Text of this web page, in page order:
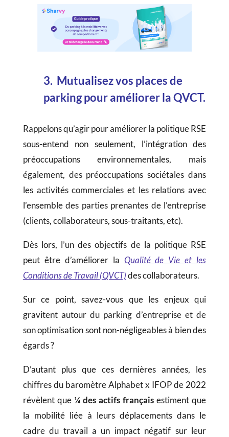
3. Mutualisez vos places de
parking pour améliorer la QVCT.
Rappelons qu’agir pour améliorer la politique RSE
sous-entend non seulement, l’intégration des
préoccupations environnementales, mais
également, des préoccupations sociétales dans
les activités commerciales et les relations avec
l’ensemble des parties prenantes de l’entreprise
(clients, collaborateurs, sous-traitants, etc).
Dès lors, l’un des objectifs de la politique RSE
peut être d’améliorer la Qualité de Vie et les
Conditions de Travail (QVCT)des collaborateurs.
Sur ce point, savez-vous que les enjeux qui
gravitent autour du parking d’entreprise et de
son optimisation sont non-négligeables à bien des
égards ?
D’autant plus que ces dernières années, les
chiffres du baromètre Alphabet x IFOP de 2022
révèlent que¼ des actifs françaisestiment que
la mobilité liée à leurs déplacements dans le
cadre du travail a un impact négatif sur leur